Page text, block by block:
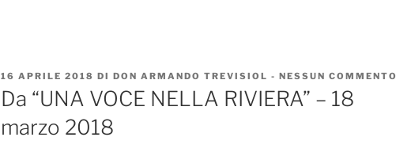
PUBBLICATO
IL
16 APRILE 2018 DI DON ARMANDO TREVISIOL - NESSUN COMMENTO
Da “UNA VOCE NELLA RIVIERA” – 18
marzo 2018